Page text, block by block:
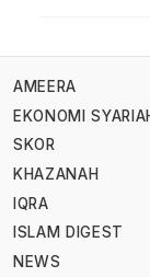
AMEERA
EKONOMI
SKOR
KHAZANAH
IQRA
ISLAM DIGEST
NEWS